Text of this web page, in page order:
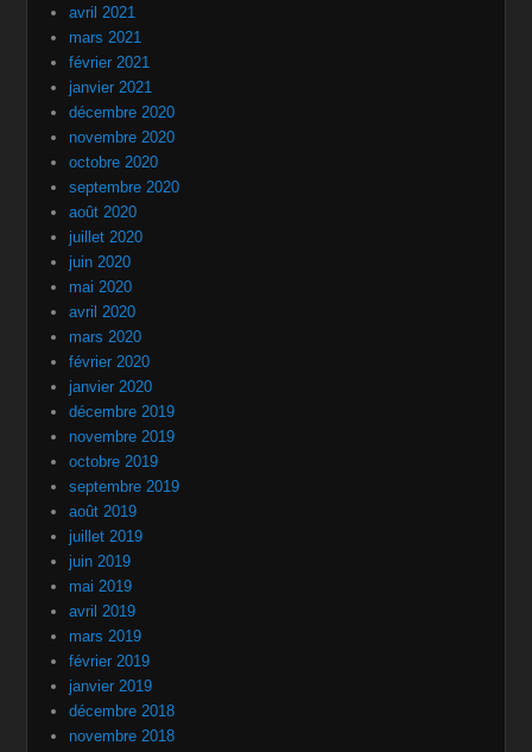
avril 2021
mars 2021
février 2021
janvier 2021
décembre 2020
novembre 2020
octobre 2020
septembre 2020
août 2020
juillet 2020
juin 2020
mai 2020
avril 2020
mars 2020
février 2020
janvier 2020
décembre 2019
novembre 2019
octobre 2019
septembre 2019
août 2019
juillet 2019
juin 2019
mai 2019
avril 2019
mars 2019
février 2019
janvier 2019
décembre 2018
novembre 2018